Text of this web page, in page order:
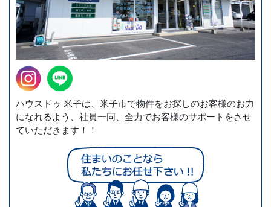
当社は、個人情報保護への取組みについて、日本国
の従うべき法令の変更、取り扱い方法、環境の変化
に対応するため、継続的に見直し改善を実施致しま
す。
お問い合わせ
個人情報の取り扱いに関するお問い合わせは、下記
窓口にて受け付けております。
【個人情報取扱い窓口】
西日本ホーム株式会社 本社総務課
〒690-0049 島根県松江市袖師町2番32号
TEL：0852-24-7703 FAX：0852-24-7708
ハウスドゥ 米子は、米子市で物件をお探しのお客様のお力
になれるよう、社員一同、全力でお客様のサポートをさせ
ていただきます！！